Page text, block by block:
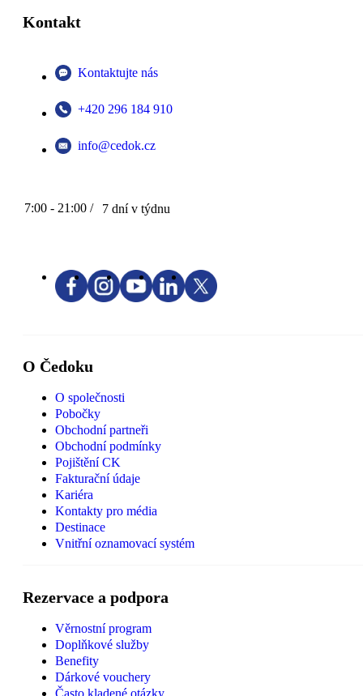
Kontakt
Kontaktujte nás
+420 296 184 910
info@cedok.cz
7:00 - 21:00 / 7 dní v týdnu
O Čedoku
O společnosti
Pobočky
Obchodní partneři
Obchodní podmínky
Pojištění CK
Fakturační údaje
Kariéra
Kontakty pro média
Destinace
Vnitřní oznamovací systém
Rezervace a podpora
Věrnostní program
Doplňkové služby
Benefity
Dárkové vouchery
Často kladené otázky